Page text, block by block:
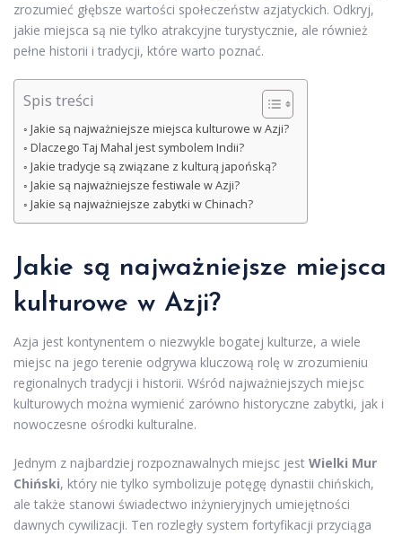
zrozumieć głębsze wartości społeczeństw azjatyckich. Odkryj,
jakie miejsca są nie tylko atrakcyjne turystycznie, ale również
pełne historii i tradycji, które warto poznać.
Spis treści
Jakie są najważniejsze miejsca kulturowe w Azji?
Dlaczego Taj Mahal jest symbolem Indii?
Jakie tradycje są związane z kulturą japońską?
Jakie są najważniejsze festiwale w Azji?
Jakie są najważniejsze zabytki w Chinach?
Jakie są najważniejsze miejsca
kulturowe w Azji?
Azja jest kontynentem o niezwykle bogatej kulturze, a wiele
miejsc na jego terenie odgrywa kluczową rolę w zrozumieniu
regionalnych tradycji i historii. Wśród najważniejszych miejsc
kulturowych można wymienić zarówno historyczne zabytki, jak i
nowoczesne ośrodki kulturalne.
Jednym z najbardziej rozpoznawalnych miejsc jest Wielki Mur
Chiński, który nie tylko symbolizuje potęgę dynastii chińskich,
ale także stanowi świadectwo inżynieryjnych umiejętności
dawnych cywilizacji. Ten rozległy system fortyfikacji przyciąga